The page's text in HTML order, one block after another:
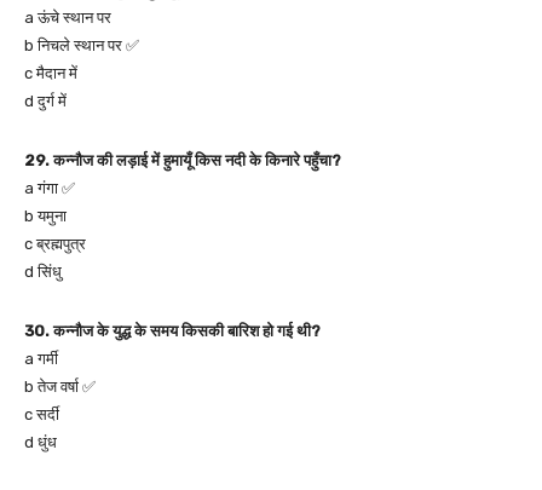
a ऊंचे स्थान पर
b निचले स्थान पर ✅
c मैदान में
d दुर्ग में
29. कन्नौज की लड़ाई में हुमायूँ किस नदी के किनारे पहुँचा?
a गंगा ✅
b यमुना
c ब्रह्मपुत्र
d सिंधु
30. कन्नौज के युद्ध के समय किसकी बारिश हो गई थी?
a गर्मी
b तेज वर्षा ✅
c सर्दी
d धुंध